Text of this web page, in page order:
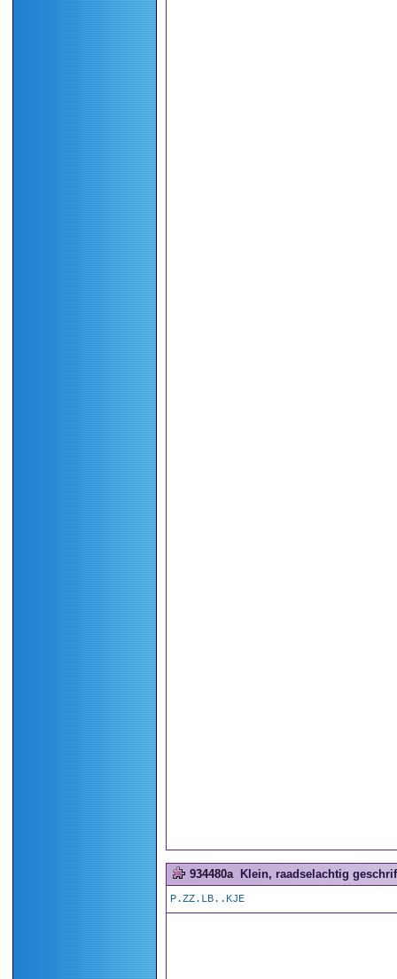
934480a Klein, raadselachtig
P.ZZ.LB..KJE